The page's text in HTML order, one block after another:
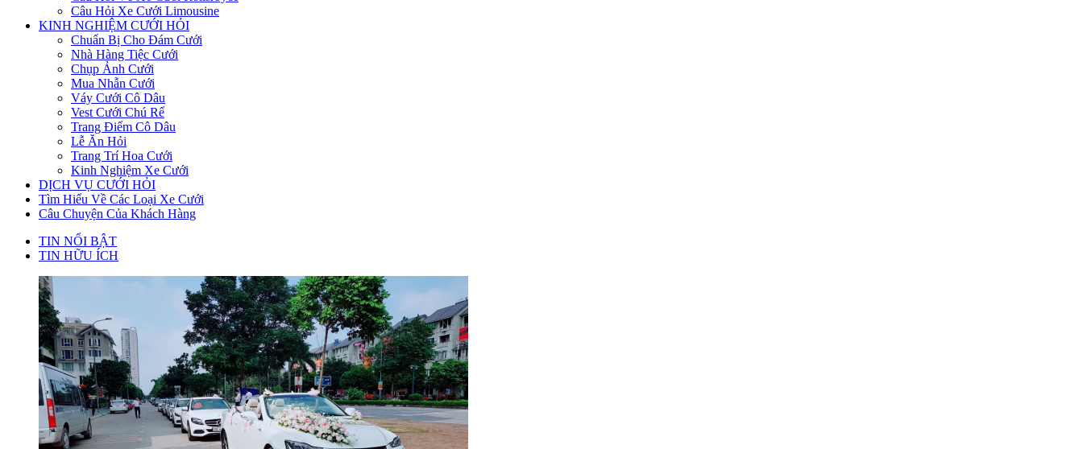
Câu Hỏi Xe Cưới Limousine
KINH NGHIỆM CƯỚI HỎI
Chuẩn Bị Cho Đám Cưới
Nhà Hàng Tiệc Cưới
Chụp Ảnh Cưới
Mua Nhẫn Cưới
Váy Cưới Cô Dâu
Vest Cưới Chú Rể
Trang Điểm Cô Dâu
Lễ Ăn Hỏi
Trang Trí Hoa Cưới
Kinh Nghiệm Xe Cưới
DỊCH VỤ CƯỚI HỎI
Tìm Hiểu Về Các Loại Xe Cưới
Câu Chuyện Của Khách Hàng
TIN NỔI BẬT
TIN HỮU ÍCH